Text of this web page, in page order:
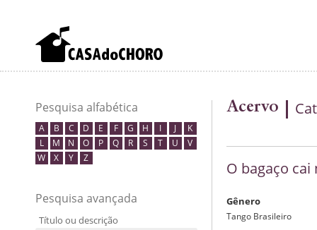
Pesquisa alfabética
A B C D E F G H I J
K
L
M N O P Q R S T U
V
W
X Y Z
Pesquisa avançada
Título ou descrição
Acervo
O bagaço cai
Gênero
Tango Brasileiro